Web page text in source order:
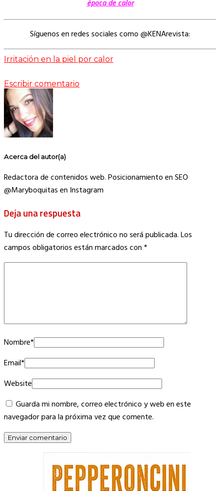
época de calor
Síguenos en redes sociales como @KENArevista:
Irritación en la piel por calor
Escribir comentario
Acerca del autor(a)
Redactora de contenidos web. Posicionamiento en SEO
@Maryboquitas en Instagram
Deja una respuesta
Tu dirección de correo electrónico no será publicada.Los
campos obligatorios están marcados con*
Nombre*
Email*
Website
Guarda mi nombre, correo electrónico y web en este
navegador para la próxima vez que comente.